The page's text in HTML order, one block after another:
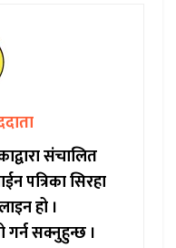
संचालित
पत्रिका सिरहा
हो ।
सक्नुहुन्छ ।